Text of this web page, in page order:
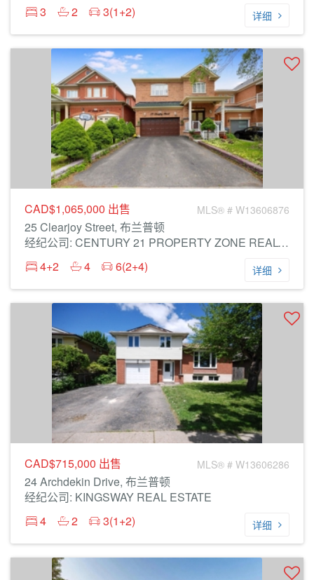
3
2 3(1+2) 详细
CAD$1,065,000 出售 MLS® # W13606876
25 Clearjoy Street, 布兰普顿
经纪公司: CENTURY 21 PROPERTY ZONE REALTY INC.
4+2
4 6(2+4) 详细
CAD$715,000 出售 MLS® # W13606286
24 Archdekin Drive, 布兰普顿
经纪公司: KINGSWAY REAL ESTATE
4
2 3(1+2) 详细